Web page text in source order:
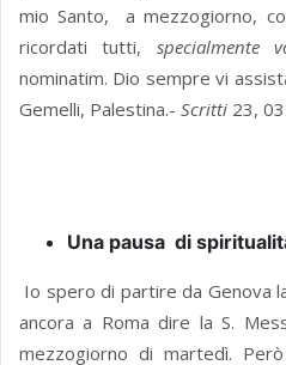
mio Santo, a mezzogiorno,
ricordati tutti, specialmente
nominatim. Dio sempre vi
Gemelli, Palestina.- Scritti 23,
Una pausa di
Io spero di partire da Genova
ancora a Roma dire la S.
mezzogiorno di martedì.